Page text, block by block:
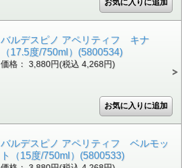
バルデスピノ アペリティフ キナ
（17.5度/750ml）(5800534)
価格： 3,880円(税込 4,268円)
バルデスピノ アペリティフ ベルモッ
ト（15度/750ml）(5800533)